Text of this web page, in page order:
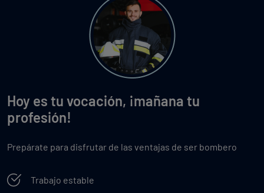
Hoy es tu vocación, ¡mañana tu
profesión!
Prepárate para disfrutar de las ventajas de ser bombero
Trabajo estable